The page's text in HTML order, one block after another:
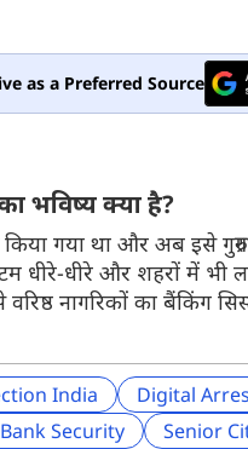
as a Preferred Source
भविष्य क्या है?
गया था और अब इसे
धीरे-धीरे और शहरों में
नागरिकों का बैंकिंग
India
Digital
Security Senior